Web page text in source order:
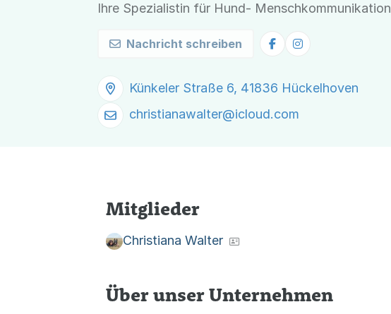
Ihre Spezialistin für Hund- Menschkommunikation
Nachricht schreiben
Künkeler Straße 6, 41836 Hückelhoven
christianawalter@icloud.com
Mitglieder
Christiana Walter
Über unser Unternehmen